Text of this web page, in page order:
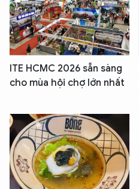
ITE HCMC 2026 sẵn sàng
cho mùa hội chợ lớn nhất